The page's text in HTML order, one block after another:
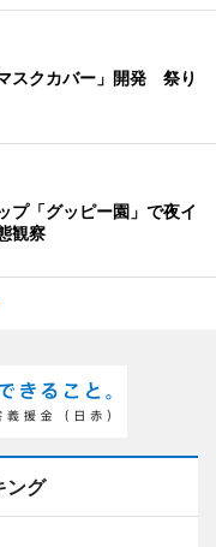
スクカバー」開発 祭り
プ「グッピー園」で夜イ
観察
ング